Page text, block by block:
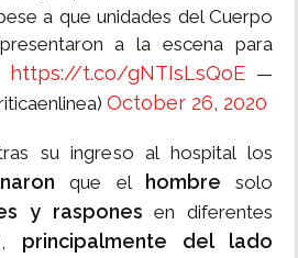
a que unidades del Cuerpo
a la escena para
https://t.co/gNTIsLsQoE —
October 26, 2020
su ingreso al hospital los
que el hombre solo
y rasponesen diferentes
principalmente del lado